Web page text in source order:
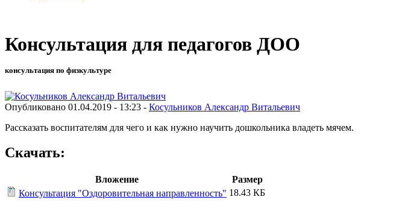
Консультация для педагогов ДОО
консультация по физкультуре
Опубликовано 01.04.2019 - 13:23 - Косульников Александр Витальевич
Рассказать воспитателям для чего и как нужно научить дошкольника владеть мячем.
Скачать:
Вложение
Размер
Консультация "Оздоровительная направленность" 18.43 КБ